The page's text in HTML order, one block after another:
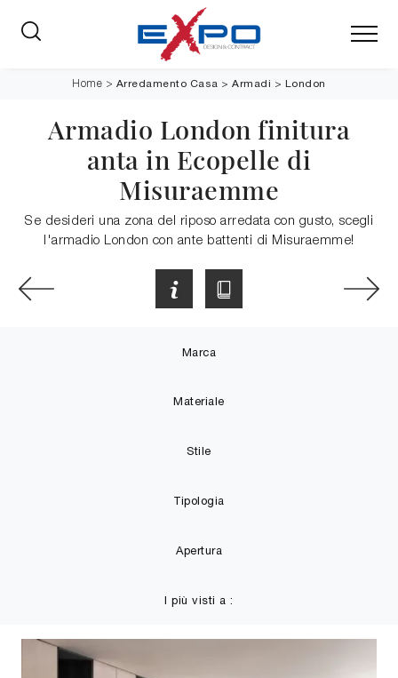
Home > Arredamento Casa >Armadi > London
Armadio London finitura
anta in Ecopelle di
Misuraemme
Se desideri una zona del riposo arredata con gusto, scegli
l'armadio London con ante battenti di Misuraemme!
Marca
Materiale
Stile
Tipologia
Apertura
I più visti a :